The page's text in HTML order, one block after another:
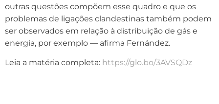
outras questões compõem esse quadro e que os
problemas de ligações clandestinas também podem
ser observados em relação à distribuição de gás e
energia, por exemplo — afirma Fernández.
Leia a matéria completa: https://glo.bo/3AVSQDz